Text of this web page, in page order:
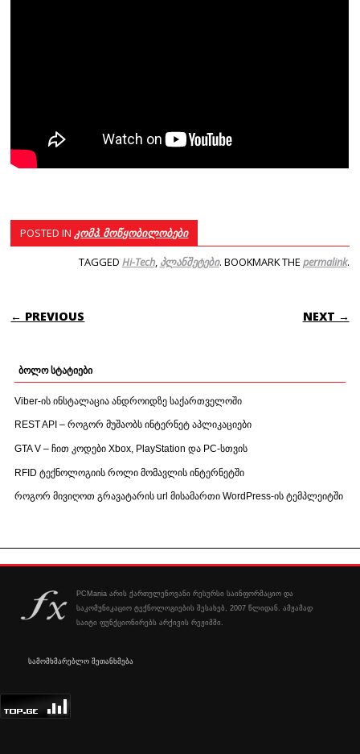
POSTED INკომპ. მოწყობილობები
TAGGED Hi-Tech, პლანშეტები. BOOKMARK THE permalink.
POST NAVIGATION
← PREVIOUS NEXT →
ბოლო სტატიები
Viber-ის ინსტალაცია ანდროიდზე საქართველოში
REST API – როგორ მუშაობს ინტერნეტ აპლიკაციები
GTA V – ჩით კოდები Xbox, PlayStation და PC-სთვის
RFID ტექნოლოგიის როლი მომავლის ინტერნეტში
როგორ მივიღოთ გრავატარის url მისამართი WordPress-ის ტემპლეიტში
PCMania არის ქართულენოვანი რესურსი საინფორმაციო და
საკომუნიკაციო ტექნოლოგიების შესახებ, 2007 წლიდან. ამჟამად
საიტი ფუნქციონირებს არქივის რეჟიმში.
სამომხმარებლო შეთანხმება